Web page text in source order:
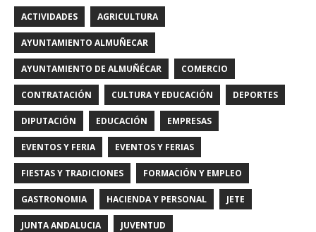
ACTIVIDADES AGRICULTURA
AYUNTAMIENTO ALMUÑECAR
AYUNTAMIENTO DE ALMUÑÉCAR COMERCIO
CONTRATACIÓN CULTURA Y EDUCACIÓN DEPORTES
DIPUTACIÓN EDUCACIÓN EMPRESAS
EVENTOS Y FERIA EVENTOS Y FERIAS
FIESTAS Y TRADICIONES FORMACIÓN Y EMPLEO
GASTRONOMIA HACIENDA Y PERSONAL JETE
JUNTA ANDALUCIA JUVENTUD